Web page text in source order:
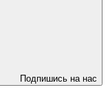
Подпишись на нас